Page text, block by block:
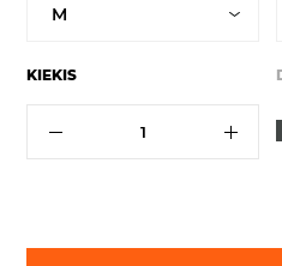
KIEKIS